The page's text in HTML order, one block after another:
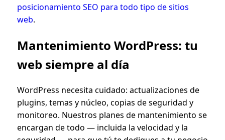
posicionamiento SEO para todo tipo de sitios
web.
Mantenimiento WordPress: tu
web siempre al día
WordPress necesita cuidado: actualizaciones de
plugins, temas y núcleo, copias de seguridad y
monitoreo. Nuestros planes de mantenimiento se
encargan de todo — incluida la velocidad y la